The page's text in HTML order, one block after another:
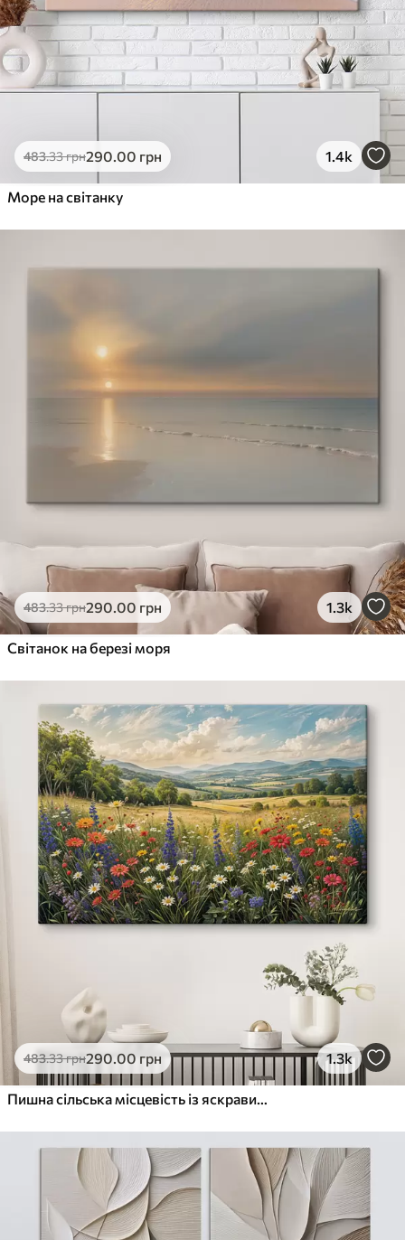
483.33грн290.00 грн 1.4k
Море на світанку
483.33грн290.00 грн 1.3k
Світанок на березі моря
483.33грн290.00 грн 1.3k
Пишна сільська місцевість із яскравим лугом диких квітів, наповненим різнокольоровими квітами під хмарним небом